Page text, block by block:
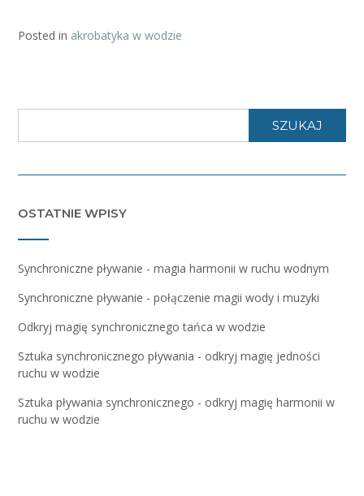
Posted in akrobatyka w wodzie
SZUKAJ
OSTATNIE WPISY
Synchroniczne pływanie - magia harmonii w ruchu wodnym
Synchroniczne pływanie - połączenie magii wody i muzyki
Odkryj magię synchronicznego tańca w wodzie
Sztuka synchronicznego pływania - odkryj magię jedności
ruchu w wodzie
Sztuka pływania synchronicznego - odkryj magię harmonii w
ruchu w wodzie